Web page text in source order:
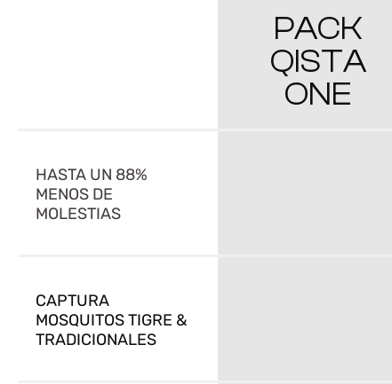
PACK
QISTA
ONE
HASTA UN 88%
MENOS DE
MOLESTIAS
CAPTURA
MOSQUITOS TIGRE &
TRADICIONALES